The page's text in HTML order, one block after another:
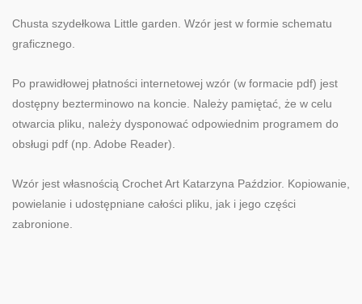
Chusta szydełkowa Little garden. Wzór jest w formie schematu
graficznego.
Po prawidłowej płatności internetowej wzór (w formacie pdf) jest
dostępny bezterminowo na koncie. Należy pamiętać, że w celu
otwarcia pliku, należy dysponować odpowiednim programem do
obsługi pdf (np. Adobe Reader).
Wzór jest własnością Crochet Art Katarzyna Paździor. Kopiowanie,
powielanie i udostępniane całości pliku, jak i jego części
zabronione.